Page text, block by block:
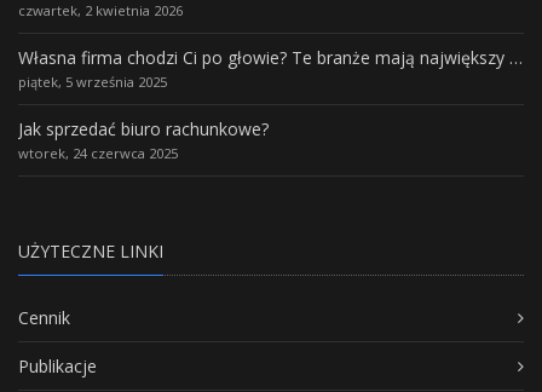
czwartek, 2 kwietnia 2026
Własna firma chodzi Ci po głowie? Te branże mają największy potencjał rozwoju
piątek, 5 września 2025
Jak sprzedać biuro rachunkowe?
wtorek, 24 czerwca 2025
UŻYTECZNE LINKI
Cennik
Publikacje